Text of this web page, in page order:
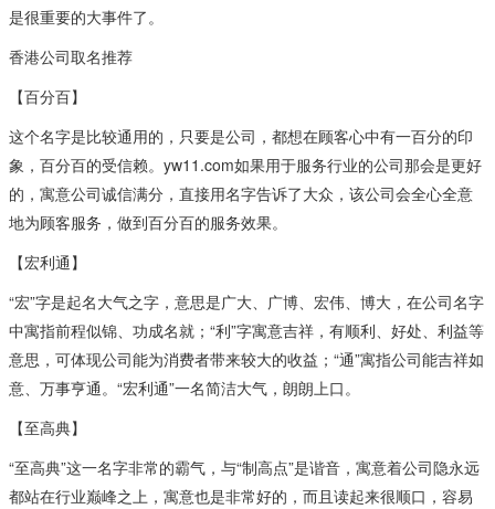
是很重要的大事件了。
香港公司取名推荐
【百分百】
这个名字是比较通用的，只要是公司，都想在顾客心中有一百分的印
象，百分百的受信赖。yw11.com如果用于服务行业的公司那会是更好
的，寓意公司诚信满分，直接用名字告诉了大众，该公司会全心全意
地为顾客服务，做到百分百的服务效果。
【宏利通】
“宏”字是起名大气之字，意思是广大、广博、宏伟、博大，在公司名字
中寓指前程似锦、功成名就；“利”字寓意吉祥，有顺利、好处、利益等
意思，可体现公司能为消费者带来较大的收益；“通”寓指公司能吉祥如
意、万事亨通。“宏利通”一名简洁大气，朗朗上口。
【至高典】
“至高典”这一名字非常的霸气，与“制高点”是谐音，寓意着公司隐永远
都站在行业巅峰之上，寓意也是非常好的，而且读起来很顺口，容易